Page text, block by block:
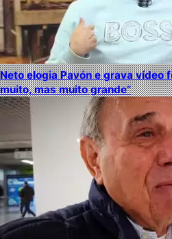
Neto elogia Pavón e grava vídeo
muito, mas muito grande”